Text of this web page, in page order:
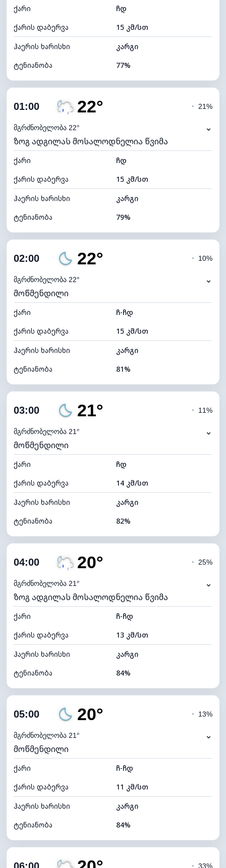
ქარი
ჩდ
ქარის დაბერვა
15 კმ/სთ
ჰაერის ხარისხი
კარგი
ტენიანობა
77%
ღრუბლიანობა
ნამის წერტილი
ხილვადობა
10 კმ
განათების ინდექსი 0 (ბნელი)
ღრუბლის სიმაღლე 11120 მ
01:00 22°
მგრძნობელობა 22°
◔ 21%
⌄
ზოგ ადგილას მოსალოდნელია წვიმა
ქარი
ჩდ
ქარის დაბერვა
15 კმ/სთ
ჰაერის ხარისხი
კარგი
ტენიანობა
79%
ღრუბლიანობა
ნამის წერტილი
ხილვადობა
განათების ინდექსი 0 (ბნელი)
ღრუბლის სიმაღლე 4960 მ
02:00 22°
მგრძნობელობა 22°
◔ 10%
⌄
მოწმენდილი
ქარი
ჩ-ჩდ
ქარის დაბერვა
15 კმ/სთ
ჰაერის ხარისხი
კარგი
ტენიანობა
81%
ღრუბლიანობა
ნამის წერტილი
ხილვადობა
განათების ინდექსი 0 (ბნელი)
ღრუბლის სიმაღლე 10800 მ
03:00 21°
მგრძნობელობა 21°
◔ 11%
⌄
მოწმენდილი
ქარი
ჩდ
ქარის დაბერვა
14 კმ/სთ
ჰაერის ხარისხი
კარგი
ტენიანობა
82%
ღრუბლიანობა
ნამის წერტილი
ხილვადობა
10 კმ
განათების ინდექსი 0 (ბნელი)
ღრუბლის სიმაღლე 10560 მ
04:00 20°
მგრძნობელობა 21°
◔ 25%
⌄
ზოგ ადგილას მოსალოდნელია წვიმა
ქარი
ჩ-ჩდ
ქარის დაბერვა
13 კმ/სთ
ჰაერის ხარისხი
კარგი
ტენიანობა
84%
ღრუბლიანობა
ნამის წერტილი
ხილვადობა
განათების ინდექსი 0 (ბნელი)
ღრუბლის სიმაღლე 5040 მ
05:00 20°
მგრძნობელობა 21°
◔ 13%
⌄
მოწმენდილი
ქარი
ჩ-ჩდ
ქარის დაბერვა
11 კმ/სთ
ჰაერის ხარისხი
კარგი
ტენიანობა
84%
ღრუბლიანობა
◔ 33%